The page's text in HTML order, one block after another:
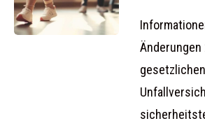
Änderungen
gesetzlichen